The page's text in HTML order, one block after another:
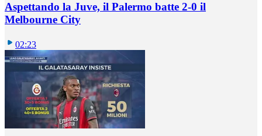
Aspettando la Juve, il Palermo batte 2-0 il
Melbourne City
02:23